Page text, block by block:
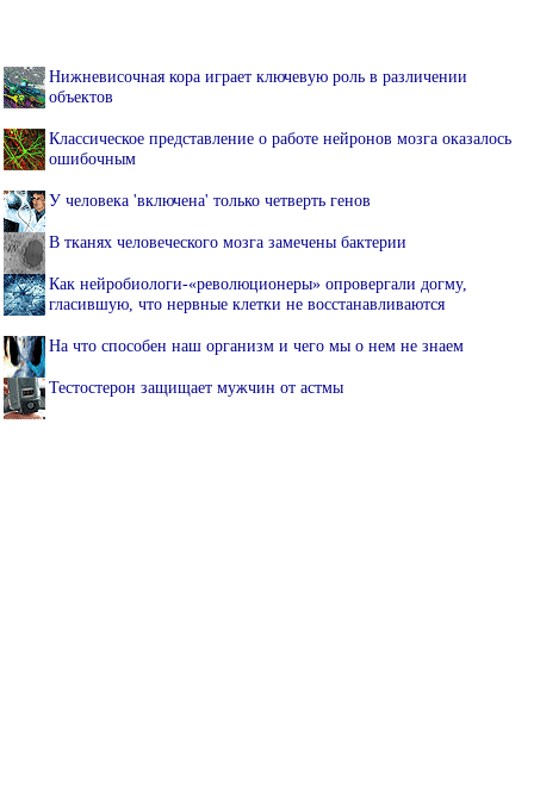
Нижневисочная кора играет ключевую роль в различении
объектов
Классическое представление о работе нейронов мозга оказалось
ошибочным
У человека 'включена' только четверть генов
В тканях человеческого мозга замечены бактерии
Как нейробиологи-«революционеры» опровергали догму,
гласившую, что нервные клетки не восстанавливаются
На что способен наш организм и чего мы о нем не знаем
Тестостерон защищает мужчин от астмы